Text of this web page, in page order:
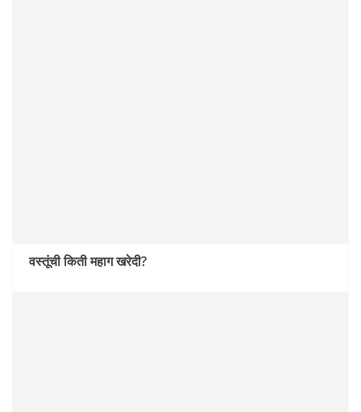
वस्तूंची किती महाग खरेदी?